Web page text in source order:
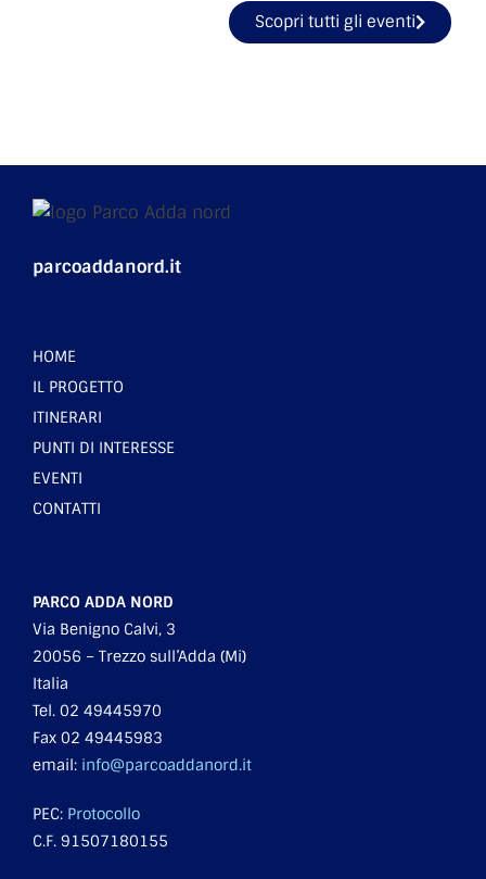
Scopri tutti gli eventi
parcoaddanord.it
HOME
IL PROGETTO
ITINERARI
PUNTI DI INTERESSE
EVENTI
CONTATTI
PARCO ADDA NORD
Via Benigno Calvi, 3
20056 – Trezzo sull’Adda (Mi)
Italia
Tel. 02 49445970
Fax 02 49445983
email: info@parcoaddanord.it
PEC: Protocollo
C.F. 91507180155